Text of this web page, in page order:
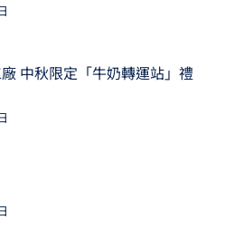
中秋限定「牛奶轉運站」禮